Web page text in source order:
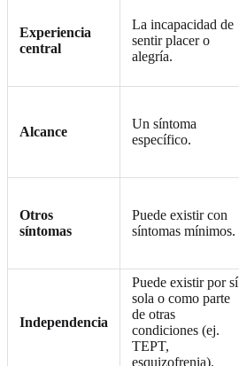
Experiencia
central
La incapacidad de
sentir placer o
alegría.
Alcance
Un síntoma
específico.
Otros
síntomas
Puede existir con
síntomas mínimos.
Independencia
Puede existir por sí
sola o como parte
de otras
condiciones (ej.
TEPT,
esquizofrenia).